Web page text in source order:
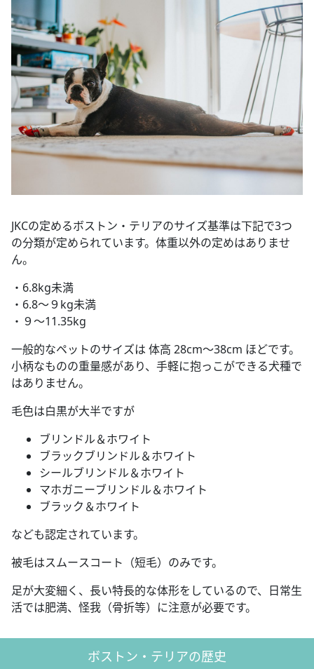
JKCの定めるボストン・テリアのサイズ基準は下記で3つ
の分類が定められています。体重以外の定めはありませ
ん。
・6.8kg未満
・6.8～９kg未満
・９～11.35kg
一般的なペットのサイズは 体高 28cm～38cm ほどです。
小柄なものの重量感があり、手軽に抱っこができる犬種で
はありません。
毛色は白黒が大半ですが
ブリンドル＆ホワイト
ブラックブリンドル＆ホワイト
シールブリンドル＆ホワイト
マホガニーブリンドル＆ホワイト
ブラック＆ホワイト
なども認定されています。
被毛はスムースコート（短毛）のみです。
足が大変細く、長い特長的な体形をしているので、日常生
活では肥満、怪我（骨折等）に注意が必要です。
ボストン・テリアの歴史